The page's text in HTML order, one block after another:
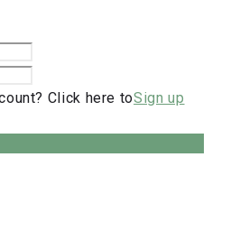
Click here toSign up